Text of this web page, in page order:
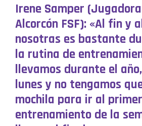
Irene Samper
Alcorcón FSF): «Al fin y
nosotras es bastante
la rutina de
llevamos durante el
lunes y no tengamos
mochila para ir al primer
entrenamiento de la